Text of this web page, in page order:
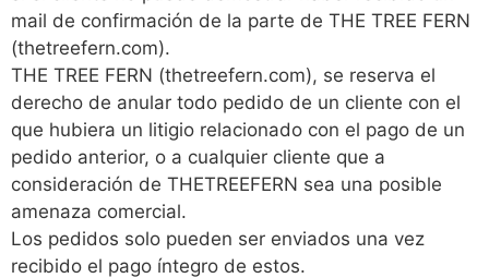
mail de confirmación de la parte de THE TREE FERN
(thetreefern.com).
THE TREE FERN (thetreefern.com), se reserva el
derecho de anular todo pedido de un cliente con el
que hubiera un litigio relacionado con el pago de un
pedido anterior, o a cualquier cliente que a
consideración de THETREEFERN sea una posible
amenaza comercial.
Los pedidos solo pueden ser enviados una vez
recibido el pago íntegro de estos.